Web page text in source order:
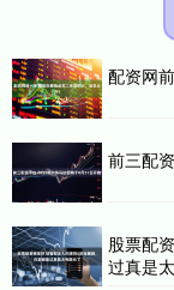
配资网
前三配
股票配
过真是